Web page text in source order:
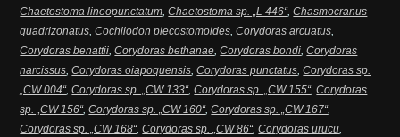
Chaetostoma lineopunctatum,Chaetostoma sp. „L 446“,Chasmocranus
quadrizonatus,Cochliodon plecostomoides,Corydoras arcuatus,
Corydoras benattii,Corydoras bethanae,Corydoras bondi,Corydoras
narcissus,Corydoras oiapoquensis,Corydoras punctatus,Corydoras sp.
„CW 004“,Corydoras sp. „CW 133“,Corydoras sp. „CW 155“,Corydoras
sp. „CW 156“,Corydoras sp. „CW 160“,Corydoras sp. „CW 167“,
Corydoras sp. „CW 168“,Corydoras sp. „CW 86“,Corydoras urucu,